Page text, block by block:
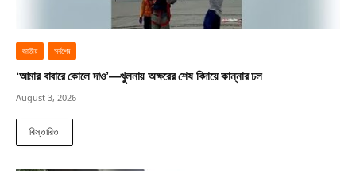
জাতীয় সর্বশেষ
‘আমার বাবারে কোলে দাও’—খুলনায় অক্ষরের শেষ বিদায়ে কান্নার ঢল
August 3, 2026
বিস্তারিত